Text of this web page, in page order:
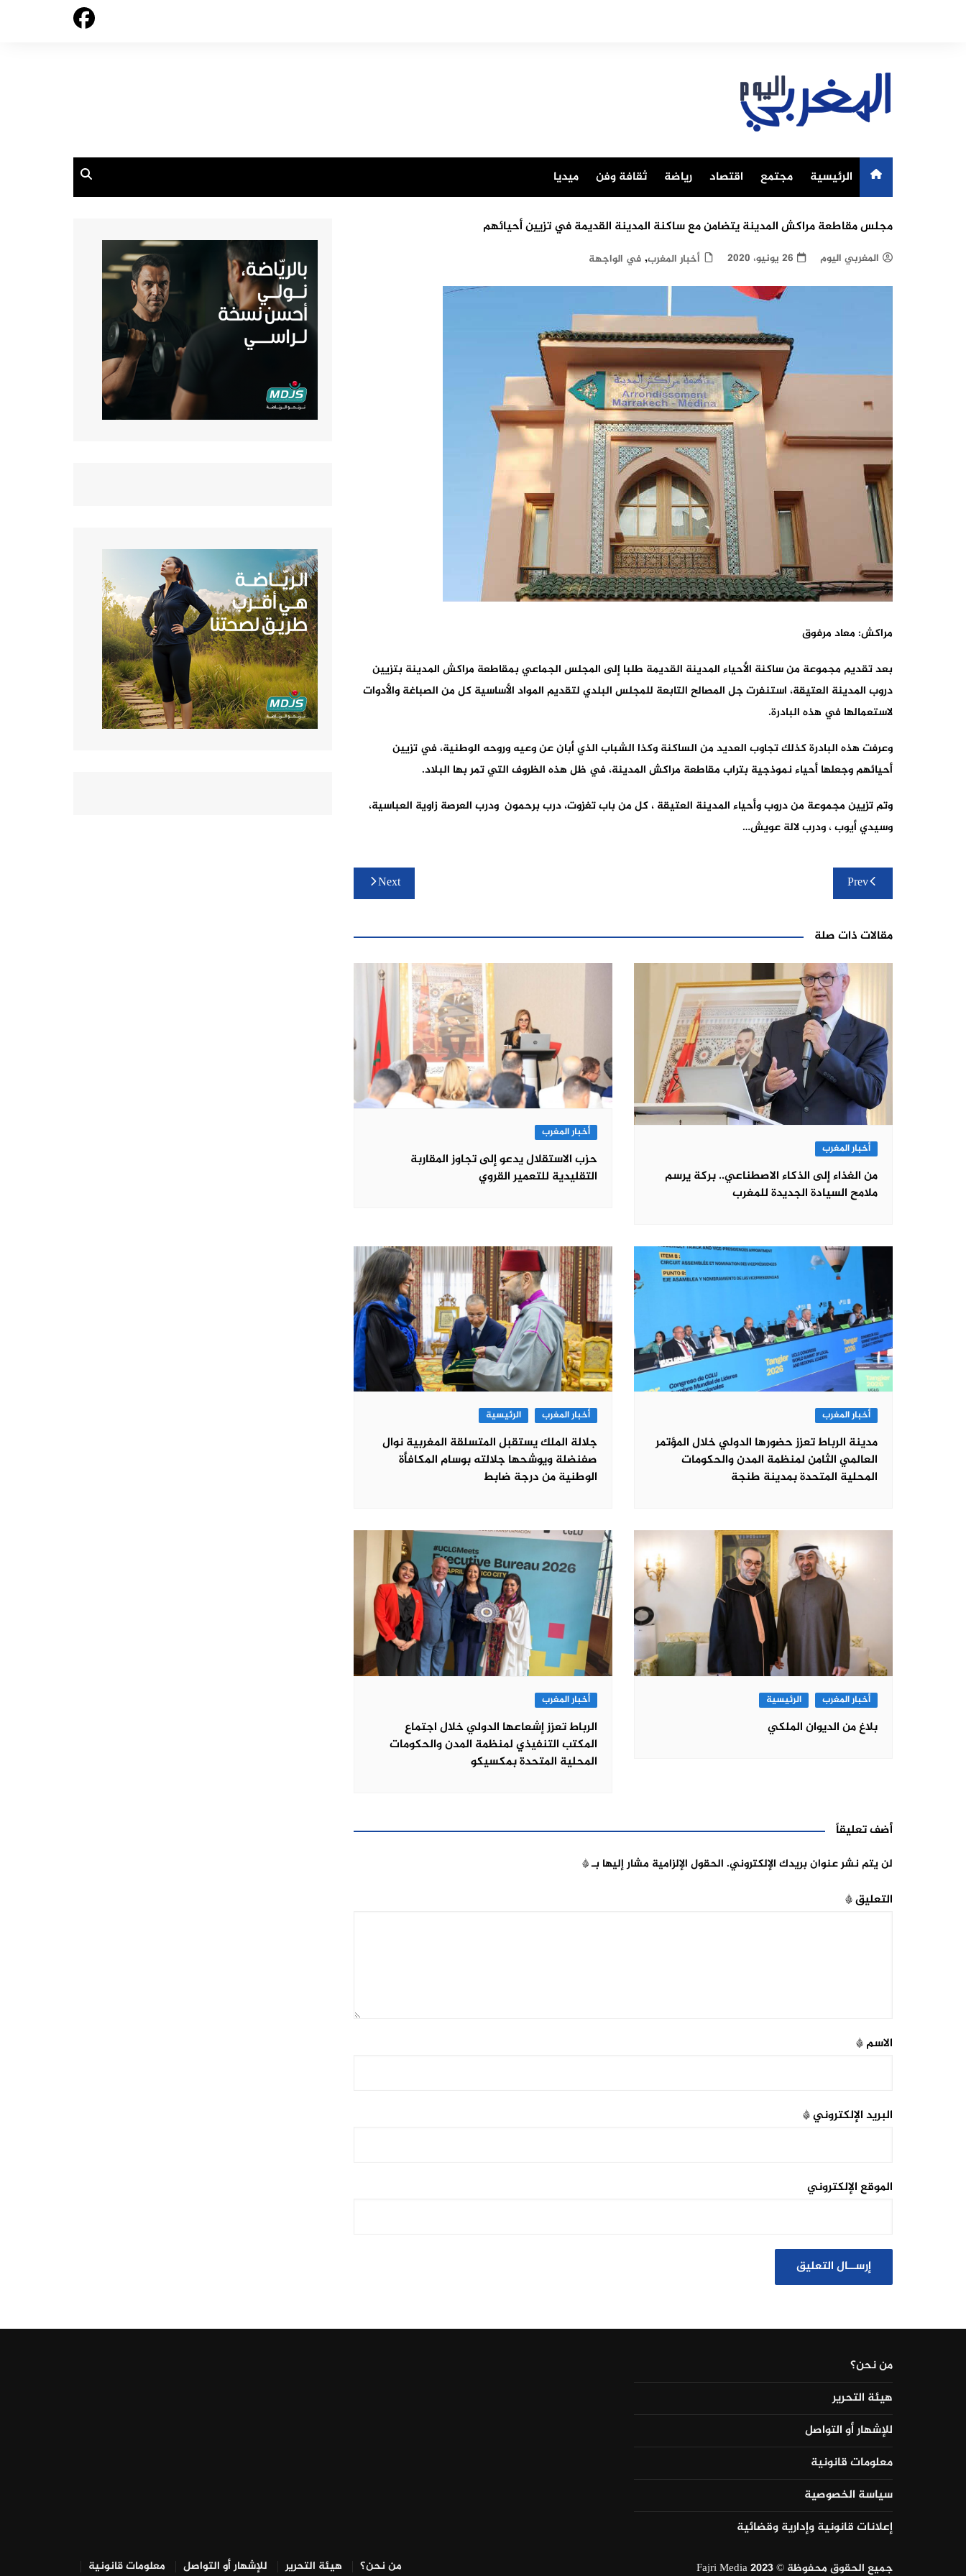
الرئيسية مجتمع اقتصاد رياضة ثقافة وفن ميديا
مجلس مقاطعة مراكش المدينة يتضامن مع ساكنة المدينة القديمة في تزيين أحيائهم
المغربي اليوم 26 يونيو، 2020 أخبار المغرب, في الواجهة
مراكش: معاد مرفوق
بعد تقديم مجموعة من ساكنة الأحياء المدينة القديمة طلبا إلى المجلس الجماعي بمقاطعة مراكش المدينة بتزيين
دروب المدينة العتيقة، استنفرت جل المصالح التابعة للمجلس البلدي لتقديم المواد الأساسية كل من الصباغة والأدوات
لاستعمالها في هذه البادرة.
وعرفت هذه البادرة كذلك تجاوب العديد من الساكنة وكذا الشباب الذي أبان عن وعيه وروحه الوطنية، في تزيين
أحيائهم وجعلها أحياء نموذجية بتراب مقاطعة مراكش المدينة، في ظل هذه الظروف التي تمر بها البلاد.
وتم تزيين مجموعة من دروب وأحياء المدينة العتيقة ، كل من باب تغزوت، درب برحمون ودرب العرصة زاوية العباسية،
وسيدي أيوب ، ودرب لالة عويش…
تصفّح
المقالات
Prev
Next
مقالات ذات صلة
أخبار المغرب
من الغذاء إلى الذكاء الاصطناعي.. بركة يرسم
ملامح السيادة الجديدة للمغرب
أخبار المغرب
حزب الاستقلال يدعو إلى تجاوز المقاربة
التقليدية للتعمير القروي
أخبار المغرب
مدينة الرباط تعزز حضورها الدولي خلال المؤتمر
العالمي الثامن لمنظمة المدن والحكومات
المحلية المتحدة بمدينة طنجة
أخبار المغرب الرئيسية
جلالة الملك يستقبل المتسلقة المغربية نوال
صفنضلة ويوشحها جلالته بوسام المكافأة
الوطنية من درجة ضابط
أخبار المغرب الرئيسية
بلاغ من الديوان الملكي
أخبار المغرب
الرباط تعزز إشعاعها الدولي خلال اجتماع
المكتب التنفيذي لمنظمة المدن والحكومات
المحلية المتحدة بمكسيكو
أضف تعليقاً
لن يتم نشر عنوان بريدك الإلكتروني. الحقول الإلزامية مشار إليها بـ*
التعليق*
الاسم*
البريد الإلكتروني*
الموقع الإلكتروني
من نحن؟
هيئة التحرير
للإشهار أو التواصل
معلومات قانونية
سياسة الخصوصية
إعلانات قانونية وإدارية وقضائية
جميع الحقوق محفوظة © Fajri Media 2023 من نحن؟ هيئة التحرير للإشهار أو التواصل
معلومات قانونية